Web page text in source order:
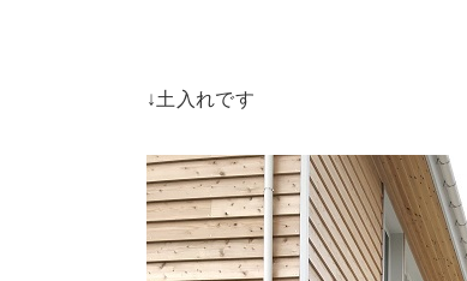
↓土入れです